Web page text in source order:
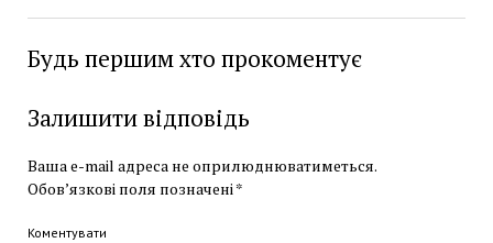
Будь першим хто прокоментує
Залишити відповідь
Ваша e-mail адреса не оприлюднюватиметься.
Обов’язкові поля позначені*
Коментувати